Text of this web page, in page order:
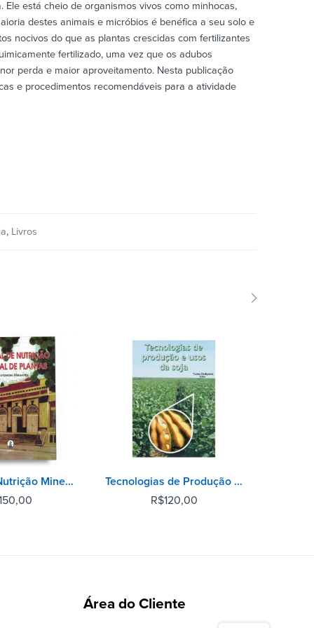
está cheio de organismos vivos como minhocas,
destes animais e micróbios é benéfica a seu solo e
nocivos do que as plantas crescidas com fertilizantes
fertilizado, uma vez que os adubos
perda e maior aproveitamento. Nesta publicação
e procedimentos recomendáveis para a atividade
, Livros
Manual de Nutrição Mineral de Plantas
Tecnologias de Produção e Usos da Soja
R$120,00
Área do Cliente